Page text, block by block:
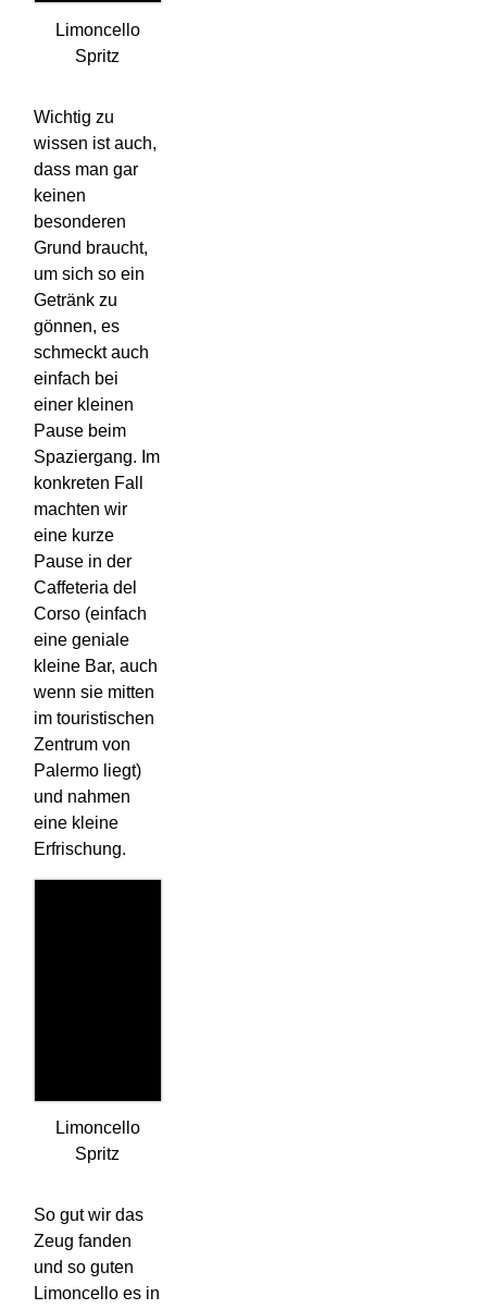
Limoncello
Spritz
Wichtig zu
wissen ist auch,
dass man gar
keinen
besonderen
Grund braucht,
um sich so ein
Getränk zu
gönnen, es
schmeckt auch
einfach bei
einer kleinen
Pause beim
Spaziergang. Im
konkreten Fall
machten wir
eine kurze
Pause in der
Caffeteria del
Corso (einfach
eine geniale
kleine Bar, auch
wenn sie mitten
im touristischen
Zentrum von
Palermo liegt)
und nahmen
eine kleine
Erfrischung.
Limoncello
Spritz
So gut wir das
Zeug fanden
und so guten
Limoncello es in